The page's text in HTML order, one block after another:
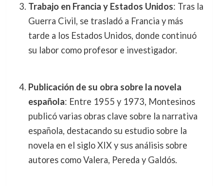
Trabajo en Francia y Estados Unidos: Tras la
Guerra Civil, se trasladó a Francia y más
tarde a los Estados Unidos, donde continuó
su labor como profesor e investigador.
Publicación de su obra sobre la novela
española: Entre 1955 y 1973, Montesinos
publicó varias obras clave sobre la narrativa
española, destacando su estudio sobre la
novela en el siglo XIX y sus análisis sobre
autores como Valera, Pereda y Galdós.